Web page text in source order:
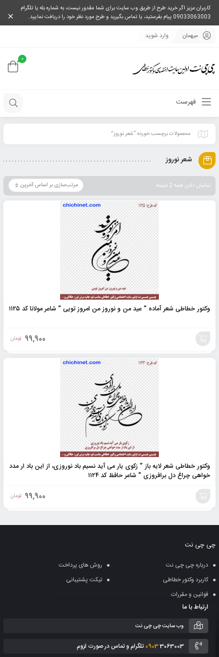
کاربران عزیز اگر خرید طرح از طریق وب سایت برای شما مقدور نیست، به شماره بله یا تلگرام
09033063003 پیام بفرستید، یا تماس بگیرید و طرح مورد نظر خود را دریافت نمایید.
میهمان وارد شوید
0
فهرست
محصولات برچسب خورده “شعر نوروز”
شعر نوروز
نمایش دادن همه 2 نتیجه
وکتور خطاطی شعر آماده ” عید من و نوروز من امروز تویی ” شاعر مولانا کد ۱۱۲۵
99,900 تومان
وکتور خطاطی شعر لایه باز ” زکوی یار می آید نسیم باد نوروزی، از این باد ار مدد
خواهی چراغ دل برافروزی ” شاعر حافظ کد ۱۱۲۴
99,900 تومان
سبد
چی چی نت
درباره چی چی نت
روش های پرداخت
کاربرد وکتور خطاطی
تیکت پشتیبانی
قوانین و مقررات
ارتباط با ما
وب سایت چی چی نت
09033063003 تلگرام و تماس در صورت لزوم